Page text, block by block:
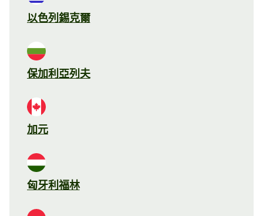
以色列錫克爾
保加利亞列夫
加元
匈牙利福林